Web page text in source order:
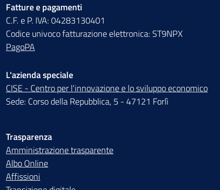
Fatture e pagamenti
C.F. e P. IVA: 04283130401
Codice univoco fatturazione elettronica: ST9NPX
PagoPA
L'azienda speciale
CISE - Centro per l'innovazione e lo sviluppo economico
Sede: Corso della Repubblica, 5 - 47121 Forlì
Trasparenza
Amministrazione trasparente
Albo Online
Affissioni